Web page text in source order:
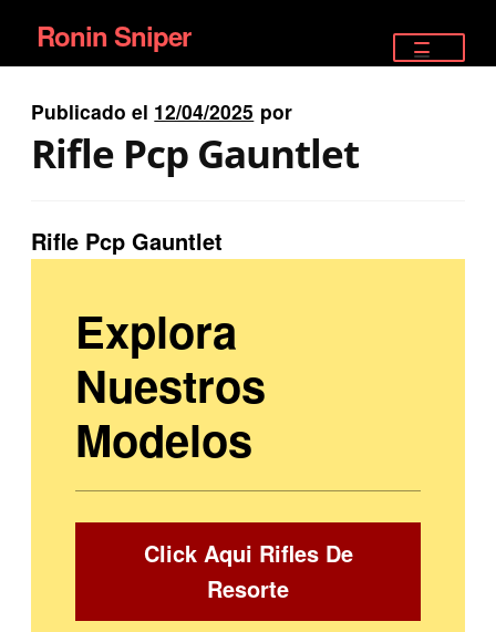
Ir
a
la
navegación
Ir
al
contenido
Ronin Sniper
EQUIPAMIENTO ÉLITE
RIFLES DEPORTIVOS
Publicado el 12/04/2025 por
Rifle Pcp Gauntlet
Rifle Pcp Gauntlet
Explora
Nuestros
Modelos
Click Aqui Rifles De
Resorte